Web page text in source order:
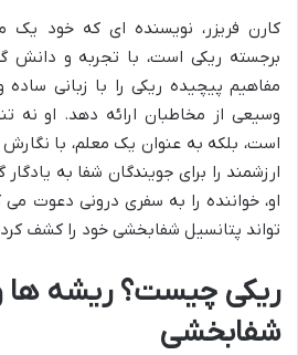
کارن فریزر، نویسنده ای که خود
برجسته ریکی است، با تجربه و دانش
مفاهیم پیچیده ریکی را با زبانی
وسیعی از مخاطبان ارائه دهد. او نه
است، بلکه به عنوان یک معلم، با
ارزشمند را برای جویندگان شفا به
او، خواننده را به سفری درونی دعوت
تواند پتانسیل شفابخشی خود را کشف
ریکی چیست؟ ریشه ها
شفابخشی